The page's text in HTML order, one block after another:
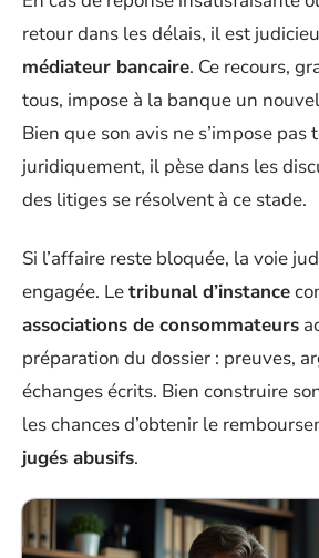
retour dans les délais, il est
médiateur bancaire. Ce recours,
tous, impose à la banque un
Bien que son avis ne s’impose pas
juridiquement, il pèse dans les
des litiges se résolvent à ce stade.
Si l’affaire reste bloquée, la voie
engagée. Letribunal d’instance
associations de consommateurs
préparation du dossier : preuves,
échanges écrits. Bien construire
les chances d’obtenir le
jugés abusifs.